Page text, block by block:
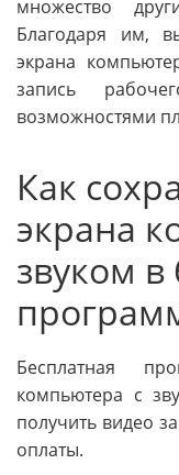
множество
Благодаря им,
экрана
запись
возможностями
Как
экрана
звуком в
Бесплатная
компьютера с
получить видео
оплаты.